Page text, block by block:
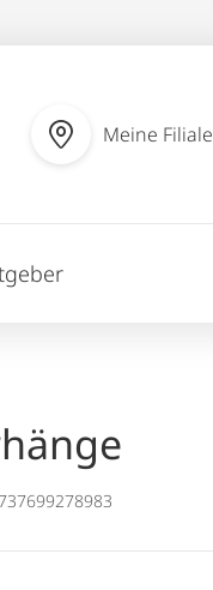
Meine Filiale